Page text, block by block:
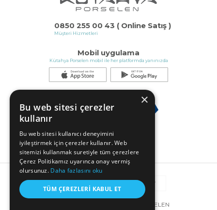
0850 255 00 43 ( Online Satış )
Müşteri Hizmetleri
Mobil uygulama
Kütahya Porselen mobil ile her platformda yanınızda
© COPYRIGHT 2025 KÜTAHYA PORSELEN
×
Bu web sitesi çerezler
kullanır
Bu web sitesi kullanıcı deneyimini
iyileştirmek için çerezler kullanır. Web
sitemizi kullanmak suretiyle tüm çerezlere
Çerez Politikamız uyarınca onay vermiş
olursunuz. Daha fazlasını oku
TÜM ÇEREZLERI KABUL ET